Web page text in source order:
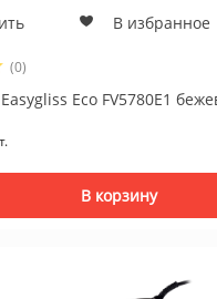
В избранное
(0)
Eco FV5780E1
В корзину